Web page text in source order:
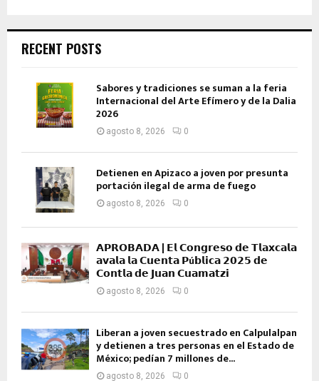
RECENT POSTS
Sabores y tradiciones se suman a la feria
Internacional del Arte Efímero y de la Dalia
2026
agosto 8, 2026 0
Detienen en Apizaco a joven por presunta
portación ilegal de arma de fuego
agosto 8, 2026 0
𝗔𝗣𝗥𝗢𝗕𝗔𝗗𝗔 | 𝗘𝗹 𝗖𝗼𝗻𝗴𝗿𝗲𝘀𝗼 𝗱𝗲 𝗧𝗹𝗮𝘅𝗰𝗮𝗹𝗮
𝗮𝘃𝗮𝗹𝗮 𝗹𝗮 𝗖𝘂𝗲𝗻𝘁𝗮 𝗣ú𝗯𝗹𝗶𝗰𝗮 𝟮𝟬𝟮𝟱 𝗱𝗲
𝗖𝗼𝗻𝘁𝗹𝗮 𝗱𝗲 𝗝𝘂𝗮𝗻 𝗖𝘂𝗮𝗺𝗮𝘁𝘇𝗶
agosto 8, 2026 0
Liberan a joven secuestrado en Calpulalpan
y detienen a tres personas en el Estado de
México; pedían 7 millones de...
agosto 8, 2026 0